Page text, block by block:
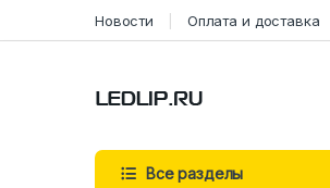
Перейти к содержимому
Новости Оплата и доставка
Все разделы